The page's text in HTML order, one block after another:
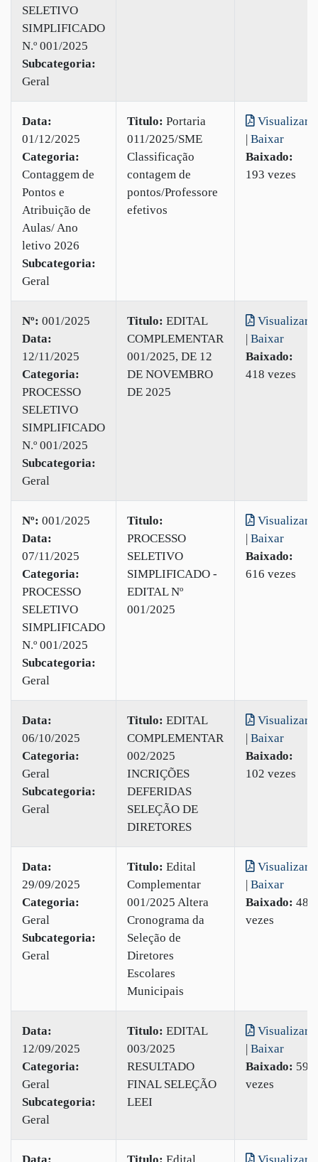
SELETIVO
SIMPLIFICADO
N.º 001/2025
Subcategoria:
Geral
Data:
01/12/2025
Categoria:
Contaggem de
Pontos e
Atribuição de
Aulas/ Ano
letivo 2026
Subcategoria:
Geral
Titulo: Portaria
011/2025/SME
Classificação
contagem de
pontos/Professore
efetivos
Visualizar
| Baixar
Baixado:
193 vezes
Nº: 001/2025
Data:
12/11/2025
Categoria:
PROCESSO
SELETIVO
SIMPLIFICADO
N.º 001/2025
Subcategoria:
Geral
Titulo: EDITAL
COMPLEMENTAR
001/2025, DE 12
DE NOVEMBRO
DE 2025
Visualizar
| Baixar
Baixado:
418 vezes
Nº: 001/2025
Data:
07/11/2025
Categoria:
PROCESSO
SELETIVO
SIMPLIFICADO
N.º 001/2025
Subcategoria:
Geral
Titulo:
PROCESSO
SELETIVO
SIMPLIFICADO -
EDITAL Nº
001/2025
Visualizar
| Baixar
Baixado:
616 vezes
Data:
06/10/2025
Categoria:
Geral
Subcategoria:
Geral
Titulo: EDITAL
COMPLEMENTAR
002/2025
INCRIÇÕES
DEFERIDAS
SELEÇÃO DE
DIRETORES
Visualizar
| Baixar
Baixado:
102 vezes
Data:
29/09/2025
Categoria:
Geral
Subcategoria:
Geral
Titulo: Edital
Complementar
001/2025 Altera
Cronograma da
Seleção de
Diretores
Escolares
Municipais
Visualizar
| Baixar
Baixado: 48
vezes
Data:
12/09/2025
Categoria:
Geral
Subcategoria:
Geral
Titulo: EDITAL
003/2025
RESULTADO
FINAL SELEÇÃO
LEEI
Visualizar
| Baixar
Baixado: 59
vezes